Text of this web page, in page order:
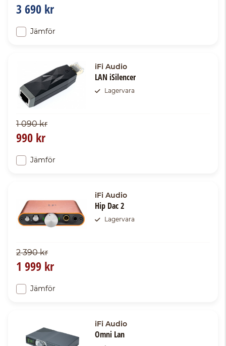
3 690 kr
Jämför
iFi Audio
LAN iSilencer
Lagervara
1 090 kr
990 kr
Jämför
iFi Audio
Hip Dac 2
Lagervara
2 390 kr
1 999 kr
Jämför
iFi Audio
Omni Lan